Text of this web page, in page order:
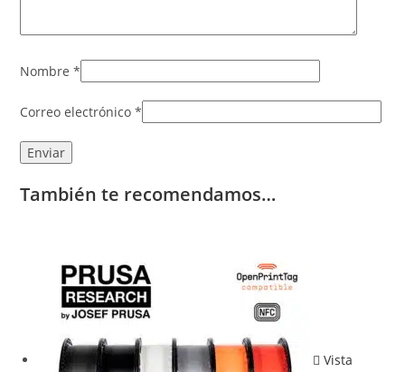
Nombre*
Correo electrónico*
También te recomendamos…
Vista